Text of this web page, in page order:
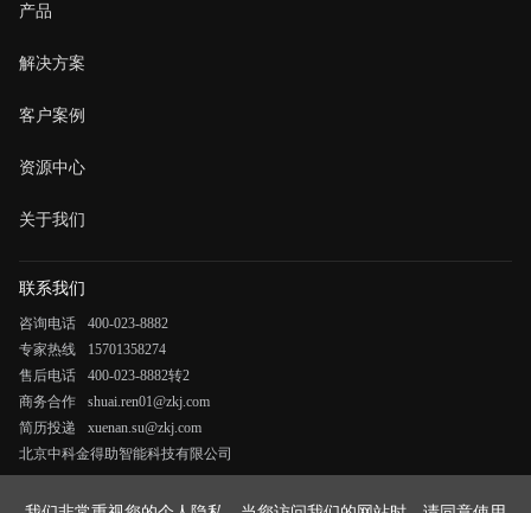
产品
解决方案
客户案例
资源中心
关于我们
联系我们
咨询电话
400-023-8882
专家热线
15701358274
售后电话
400-023-8882转2
商务合作
shuai.ren01@zkj.com
简历投递
xuenan.su@zkj.com
北京中科金得助智能科技有限公司
《法律申明与隐私政策》